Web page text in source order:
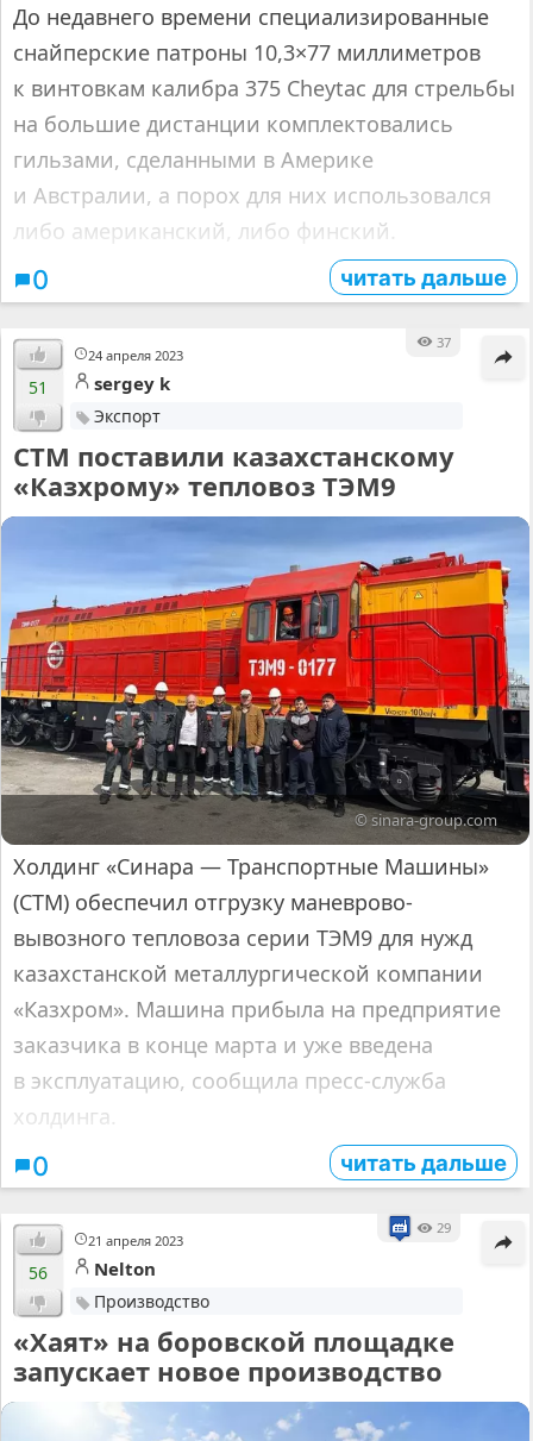
До недавнего времени специализированные
снайперские патроны 10,3×77 миллиметров
к винтовкам калибра 375 Cheytac для стрельбы
на большие дистанции комплектовались
гильзами, сделанными в Америке
и Австралии, а порох для них использовался
либо американский, либо финский.
0 читать дальше
24 апреля 2023
37
51 sergey k
Экспорт
СТМ поставили казахстанскому
«Казхрому» тепловоз ТЭМ9
© sinara-group.com
Холдинг «Синара — Транспортные Машины»
(СТМ) обеспечил отгрузку маневрово-
вывозного тепловоза серии ТЭМ9 для нужд
казахстанской металлургической компании
«Казхром». Машина прибыла на предприятие
заказчика в конце марта и уже введена
в эксплуатацию, сообщила пресс-служба
холдинга.
0 читать дальше
21 апреля 2023
29
56 Nelton
Производство
«Хаят» на боровской площадке
запускает новое производство